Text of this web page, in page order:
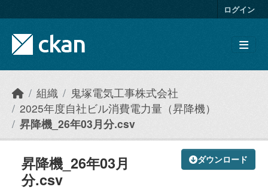
ログイン
組織
鬼塚電気工事株式会社
2025年度自社ビル消費電力量（昇降機）
昇降機_26年03月分.csv
ダウンロード
昇降機_26年03月
分.csv